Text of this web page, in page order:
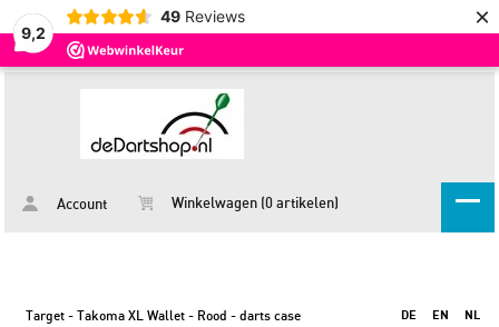
9,2
49 Reviews ×
Account Winkelwagen (0 artikelen)
Target - Takoma XL Wallet - Rood - darts case DE EN NL